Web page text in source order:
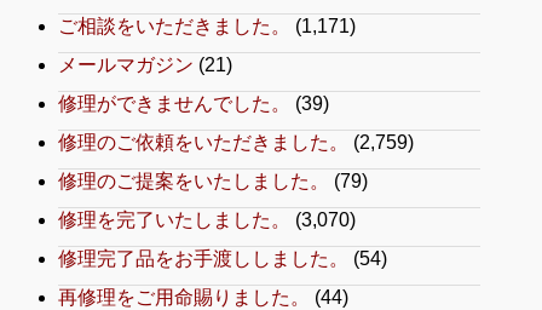
ご相談をいただきました。
(1,171)
メールマガジン (21)
修理ができませんでした。
(39)
修理のご依頼をいただきました。
(2,759)
修理のご提案をいたしました。
(79)
修理を完了いたしました。
(3,070)
修理完了品をお手渡ししました。
(54)
再修理をご用命賜りました。
(44)